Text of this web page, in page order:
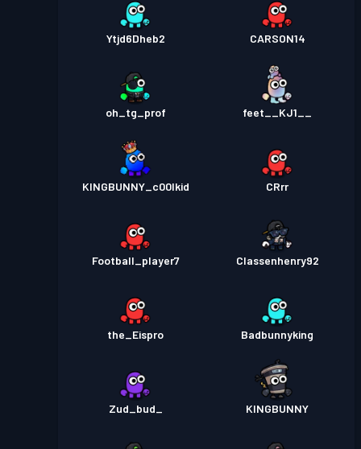
Ytjd6Dheb2 CARSON14
oh_tg_prof feet__KJ1__
KINGBUNNY_c00lkid CRrr
Football_player7 Classenhenry92
the_Eispro Badbunnyking
Zud_bud_ KINGBUNNY